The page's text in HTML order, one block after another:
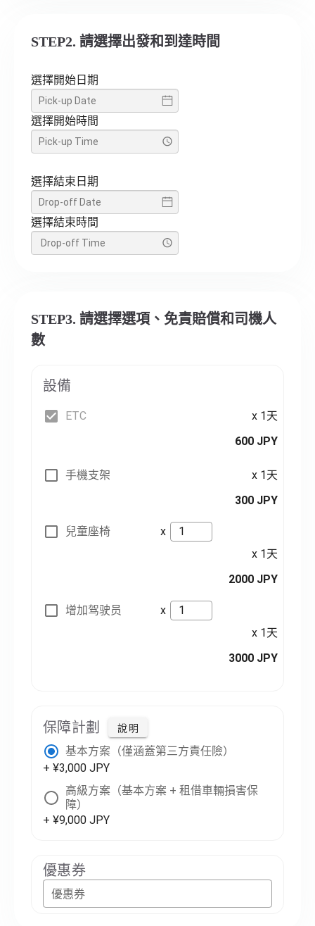
STEP2. 請選擇出發和到達時間
選擇開始日期
選擇開始時間
選擇結束日期
選擇結束時間
STEP3. 請選擇選項、免責賠償和司機人
數
設備
ETC
x 1天
600 JPY
手機支架
x 1天
300 JPY
兒童座椅
x
x 1天
2000 JPY
增加驾驶员
x
x 1天
3000 JPY
保障計劃 說明
基本方案（僅涵蓋第三方責任險）
+ ¥3,000 JPY
高級方案（基本方案 + 租借車輛損害保
障）
+ ¥9,000 JPY
優惠券
優惠券